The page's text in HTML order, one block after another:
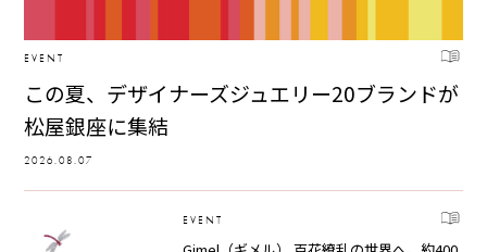
EVENT
この夏、デザイナーズジュエリー20ブランドが
松屋銀座に集結
2026.08.07
EVENT